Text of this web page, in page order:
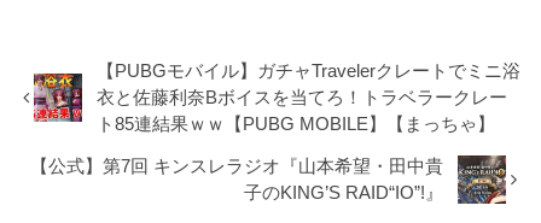
【PUBGモバイル】ガチャTravelerクレートでミニ浴
衣と佐藤利奈Bボイスを当てろ！トラベラークレー
ト85連結果ｗｗ【PUBG MOBILE】【まっちゃ】
【公式】第7回 キンスレラジオ『山本希望・田中貴
子のKING’S RAID“IO”!』